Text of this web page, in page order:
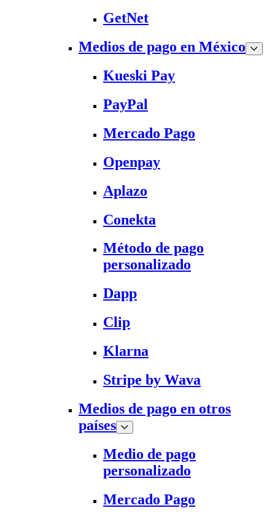
GetNet
Medios de pago en México
Kueski Pay
PayPal
Mercado Pago
Openpay
Aplazo
Conekta
Método de pago
personalizado
Dapp
Clip
Klarna
Stripe by Wava
Medios de pago en otros
países
Medio de pago
personalizado
Mercado Pago